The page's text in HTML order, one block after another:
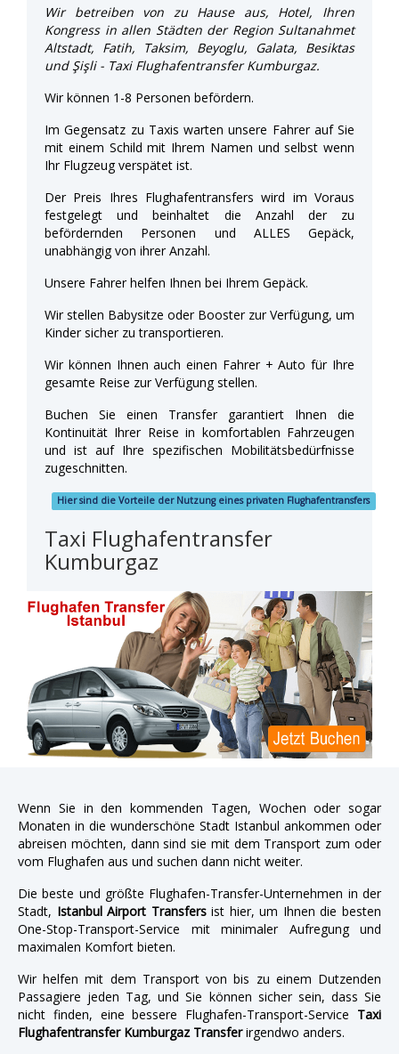
Wir betreiben von zu Hause aus, Hotel, Ihren
Kongress in allen Städten der Region Sultanahmet
Altstadt, Fatih, Taksim, Beyoglu, Galata, Besiktas
und Şişli - Taxi Flughafentransfer Kumburgaz.
Wir können 1-8 Personen befördern.
Im Gegensatz zu Taxis warten unsere Fahrer auf Sie
mit einem Schild mit Ihrem Namen und selbst wenn
Ihr Flugzeug verspätet ist.
Der Preis Ihres Flughafentransfers wird im Voraus
festgelegt und beinhaltet die Anzahl der zu
befördernden Personen und ALLES Gepäck,
unabhängig von ihrer Anzahl.
Unsere Fahrer helfen Ihnen bei Ihrem Gepäck.
Wir stellen Babysitze oder Booster zur Verfügung, um
Kinder sicher zu transportieren.
Wir können Ihnen auch einen Fahrer + Auto für Ihre
gesamte Reise zur Verfügung stellen.
Buchen Sie einen Transfer garantiert Ihnen die
Kontinuität Ihrer Reise in komfortablen Fahrzeugen
und ist auf Ihre spezifischen Mobilitätsbedürfnisse
zugeschnitten.
Hier sind die Vorteile der Nutzung eines privaten Flughafentransfers
Taxi Flughafentransfer
Kumburgaz
Wenn Sie in den kommenden Tagen, Wochen oder sogar
Monaten in die wunderschöne Stadt Istanbul ankommen oder
abreisen möchten, dann sind sie mit dem Transport zum oder
vom Flughafen aus und suchen dann nicht weiter.
Die beste und größte Flughafen-Transfer-Unternehmen in der
Stadt, Istanbul Airport Transfersist hier, um Ihnen die besten
One-Stop-Transport-Service mit minimaler Aufregung und
maximalen Komfort bieten.
Wir helfen mit dem Transport von bis zu einem Dutzenden
Passagiere jeden Tag, und Sie können sicher sein, dass Sie
nicht finden, eine bessere Flughafen-Transport-Service Taxi
Flughafentransfer Kumburgaz Transferirgendwo anders.